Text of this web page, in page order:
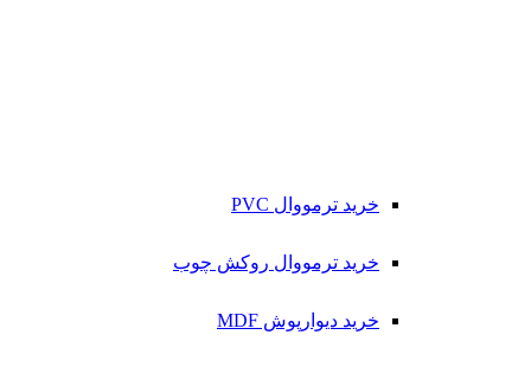
خرید ترمووال PVC
خرید ترمووال روکش چوب
خرید دیوارپوش MDF